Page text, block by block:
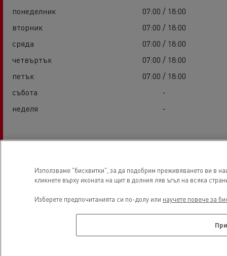
понеделник
07:00 / 18:00
вторник
07:00 / 18:00
сряда
07:00 / 18:00
четвъртък
07:00 / 18:00
петък
07:00 / 18:00
събота
-
неделя
-
Използваме "бисквитки", за да подобрим преживяването ви в
кликнете върху иконата на щит в долния ляв ъгъл на всяка
Изберете предпочитанията си по-долу или научете повече за